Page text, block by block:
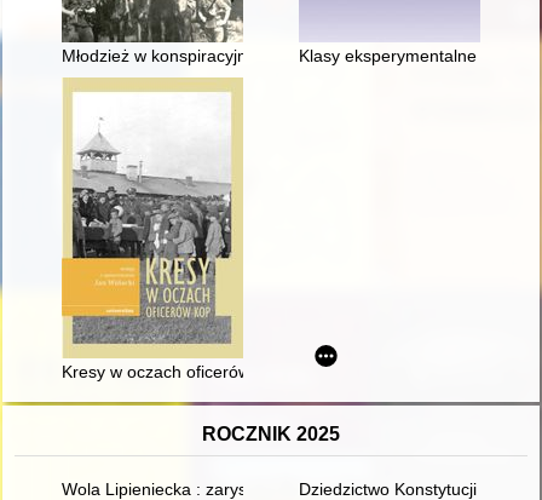
Młodzież w konspiracyjnych organizacjachKlasy eksperymentalne w
Kresy w oczach oficerów KOP
ROCZNIK 2025
Wola Lipieniecka : zarys dziejówDziedzictwo Konstytucji 1812